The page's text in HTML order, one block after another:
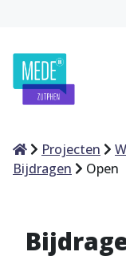
HomeProjecten
Bijdragen
Open